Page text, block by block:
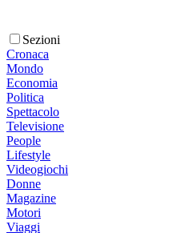
Sezioni
Cronaca
Mondo
Economia
Politica
Spettacolo
Televisione
People
Lifestyle
Videogiochi
Donne
Magazine
Motori
Viaggi